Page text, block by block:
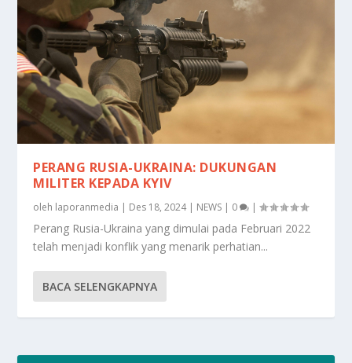
PERANG RUSIA-UKRAINA: DUKUNGAN
MILITER KEPADA KYIV
oleh laporanmedia | Des 18, 2024| NEWS | 0 |
Perang Rusia-Ukraina yang dimulai pada Februari 2022
telah menjadi konflik yang menarik perhatian...
BACA SELENGKAPNYA